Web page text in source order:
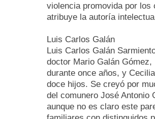
violencia promovida por los
atribuye la autoría
Luis Carlos Galán
Luis Carlos Galán
doctor Mario Galán
durante once años, y
doce hijos. Se creyó por
del comunero José Antonio
aunque no es claro este